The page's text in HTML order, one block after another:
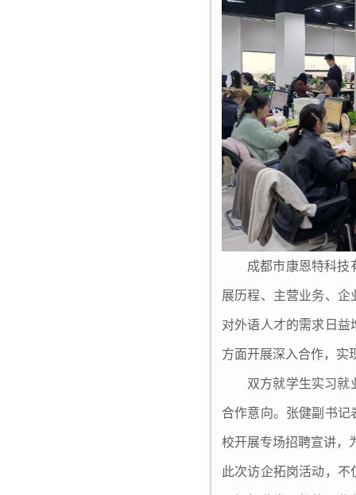
成都市康恩特科技
展历程、主营业务、
对外语人才的需求日
方面开展深入合作，实
双方就学生实习就
合作意向。张健副书
校开展专场招聘宣讲，
此次访企拓岗活动，